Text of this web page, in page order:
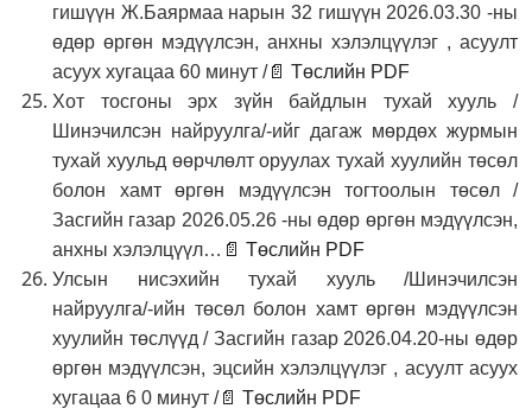
гишүүн Ж.Баярмаа нарын 32 гишүүн 2026.03.30 -ны
өдөр өргөн мэдүүлсэн, анхны хэлэлцүүлэг , асуулт
асуух хугацаа 60 минут /📄 Төслийн PDF
Хот тосгоны эрх зүйн байдлын тухай хууль /
Шинэчилсэн найруулга/-ийг дагаж мөрдөх журмын
тухай хуульд өөрчлөлт оруулах тухай хуулийн төсөл
болон хамт өргөн мэдүүлсэн тогтоолын төсөл /
Засгийн газар 2026.05.26 -ны өдөр өргөн мэдүүлсэн,
анхны хэлэлцүүл… 📄 Төслийн PDF
Улсын нисэхийн тухай хууль /Шинэчилсэн
найруулга/-ийн төсөл болон хамт өргөн мэдүүлсэн
хуулийн төслүүд / Засгийн газар 2026.04.20-ны өдөр
өргөн мэдүүлсэн, эцсийн хэлэлцүүлэг , асуулт асуух
хугацаа 6 0 минут /📄 Төслийн PDF